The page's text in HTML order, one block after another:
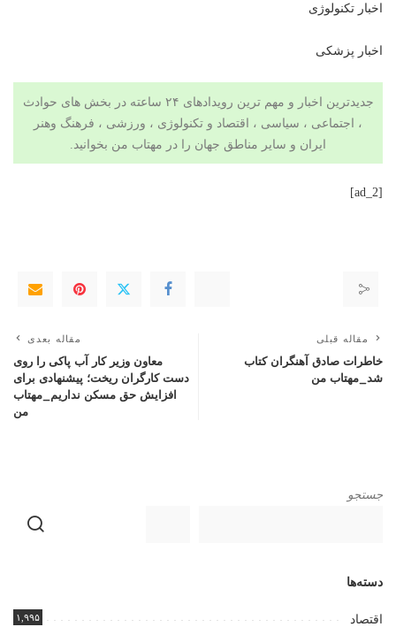
اخبار تکنولوژی
اخبار پزشکی
جدیدترین اخبار و مهم ترین رویدادهای ۲۴ ساعته در بخش های حوادث
، اجتماعی ، سیاسی ، اقتصاد و تکنولوژی ، ورزشی ، فرهنگ وهنر
ایران و سایر مناطق جهان را در مهتاب من بخوانید.
[ad_2]
مقاله قبلی
خاطرات صادق آهنگران کتاب
شد_مهتاب من
مقاله بعدی
معاون وزیر کار آب پاکی را روی
دست کارگران ریخت؛ پیشنهادی برای
افزایش حق مسکن نداریم_مهتاب
من
جستجو
دسته‌ها
اقتصاد ۱,۹۹۵